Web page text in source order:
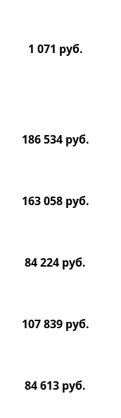
1 071 руб.
186 534 руб.
163 058 руб.
84 224 руб.
107 839 руб.
84 613 руб.